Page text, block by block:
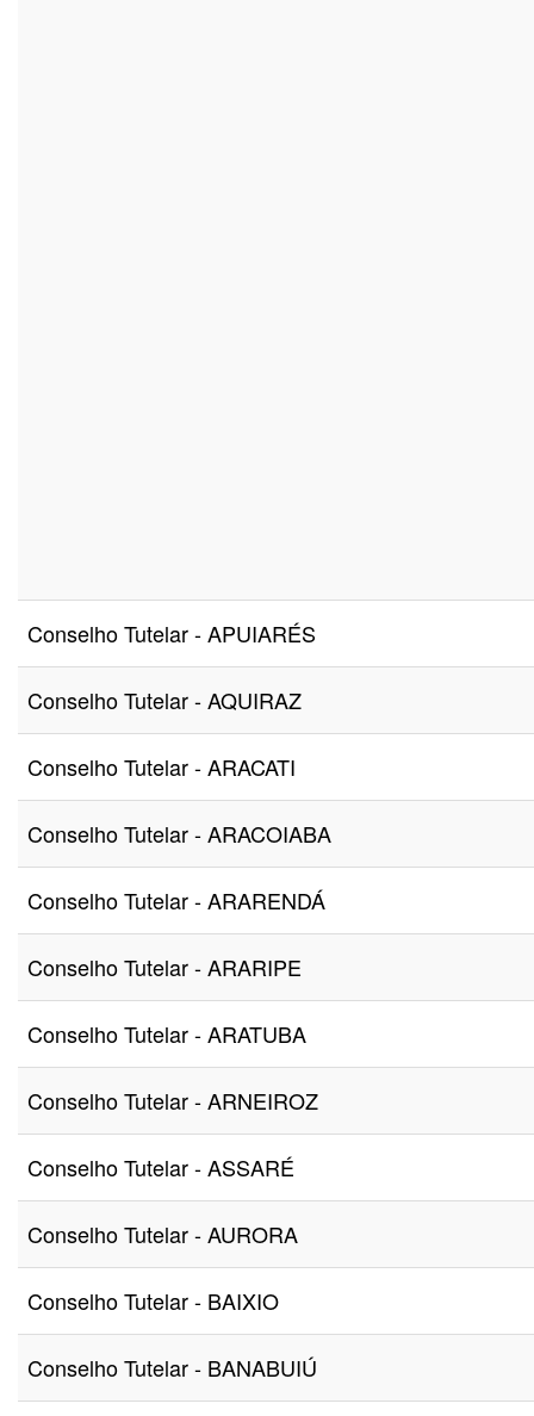
Conselho Tutelar - APUIARÉS
Conselho Tutelar - AQUIRAZ
Conselho Tutelar - ARACATI
Conselho Tutelar - ARACOIABA
Conselho Tutelar - ARARENDÁ
Conselho Tutelar - ARARIPE
Conselho Tutelar - ARATUBA
Conselho Tutelar - ARNEIROZ
Conselho Tutelar - ASSARÉ
Conselho Tutelar - AURORA
Conselho Tutelar - BAIXIO
Conselho Tutelar - BANABUIÚ